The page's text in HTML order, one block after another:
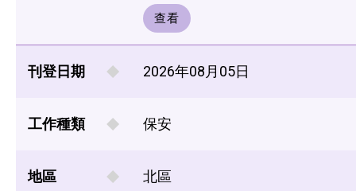
查看
刊登日期 2026年08月05日
工作種類 保安
地區 北區